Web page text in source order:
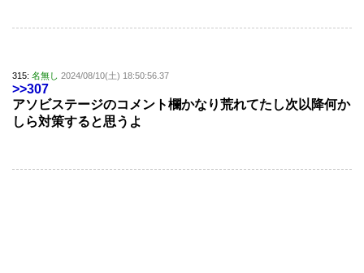
315: 名無し 2024/08/10(土) 18:50:56.37
>>307
アソビステージのコメント欄かなり荒れてたし次以降何か
しら対策すると思うよ